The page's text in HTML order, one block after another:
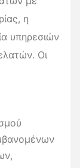
η
υπηρεσιών
Οι